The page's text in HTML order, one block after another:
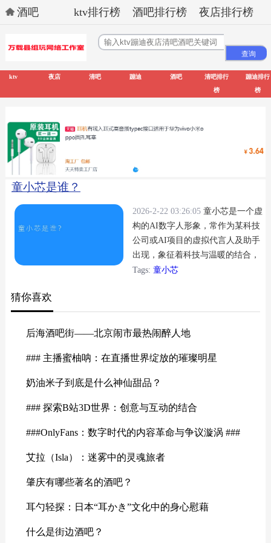
酒吧 ktv排行榜 酒吧排行榜 夜店排行榜
ktv 夜店 清吧 蹦迪 酒吧
清吧排行
榜
蹦迪排行
榜
童小芯是谁？
2026-2-22 03:26:05 童小芯是一个虚
构的AI数字人形象，常作为某科技
公司或AI项目的虚拟代言人及助手
出现，象征着科技与温暖的结合，
致力于以亲切友好的方式为用户提
Tags: 童小芯
猜你喜欢
后海酒吧街——北京闹市最热闹醉人地
### 主播蜜柚呐：在直播世界绽放的璀璨明星
奶油米子到底是什么神仙甜品？
### 探索B站3D世界：创意与互动的结合
###OnlyFans：数字时代的内容革命与争议漩涡 ###
艾拉（Isla）：迷雾中的灵魂旅者
肇庆有哪些著名的酒吧？
耳勺轻探：日本“耳かき”文化中的身心慰藉
什么是街边酒吧？